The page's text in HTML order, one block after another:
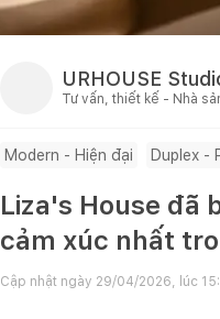
URHOUSE
Tư vấn, thiết kế - Nhà
Modern - Hiện đại Duplex -
Liza's House đã
cảm xúc nhất
Cập nhật ngày 29/04/2026, lúc